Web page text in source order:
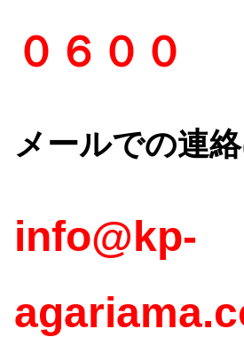
０６００
メールでの連
info@kp-